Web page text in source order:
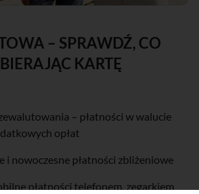
– SPRAWDŹ, CO
KARTĘ
– płatności w walucie
opłat
i nowoczesne płatności zbliżeniowe
płatności telefonem, zegarkiem